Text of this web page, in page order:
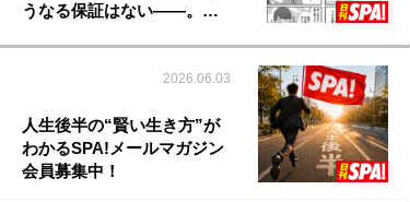
うなる保証はない――。…
2026.06.03
人生後半の“賢い生き方”が
わかるSPA!メールマガジン
会員募集中！